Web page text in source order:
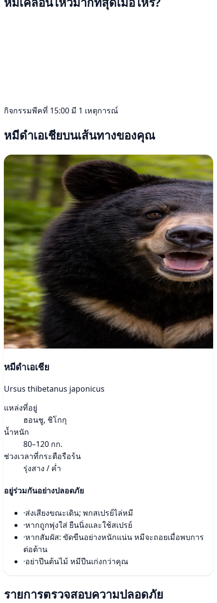
กิจกรรมพีคที่ 15:00 มี 1 เหตุการณ์
หมีดำเอเชียบนเส้นทางของคุณ
หมีดำเอเชีย
Ursus thibetanus japonicus
แหล่งที่อยู่
ฮอนชู, ชิโกกุ
น้ำหนัก
80–120 กก.
ช่วงเวลาที่กระตือรือร้น
รุ่งสาง / ค่ำ
อยู่ร่วมกันอย่างปลอดภัย
·ส่งเสียงขณะเดิน; พกสเปรย์ไล่หมี
·หากถูกพุ่งใส่ ยืนนิ่งและใช้สเปรย์
·หากสัมผัส: ขัดขืนอย่างหนักแน่น หมีจะถอยเมื่อพบการ
ต่อต้าน
·อย่าปีนต้นไม้ หมีปีนเก่งกว่าคุณ
รายการตรวจสอบความปลอดภัย